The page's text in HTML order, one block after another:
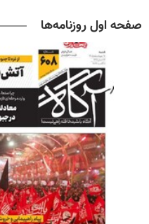
صفحه اول روزنامه‌ها